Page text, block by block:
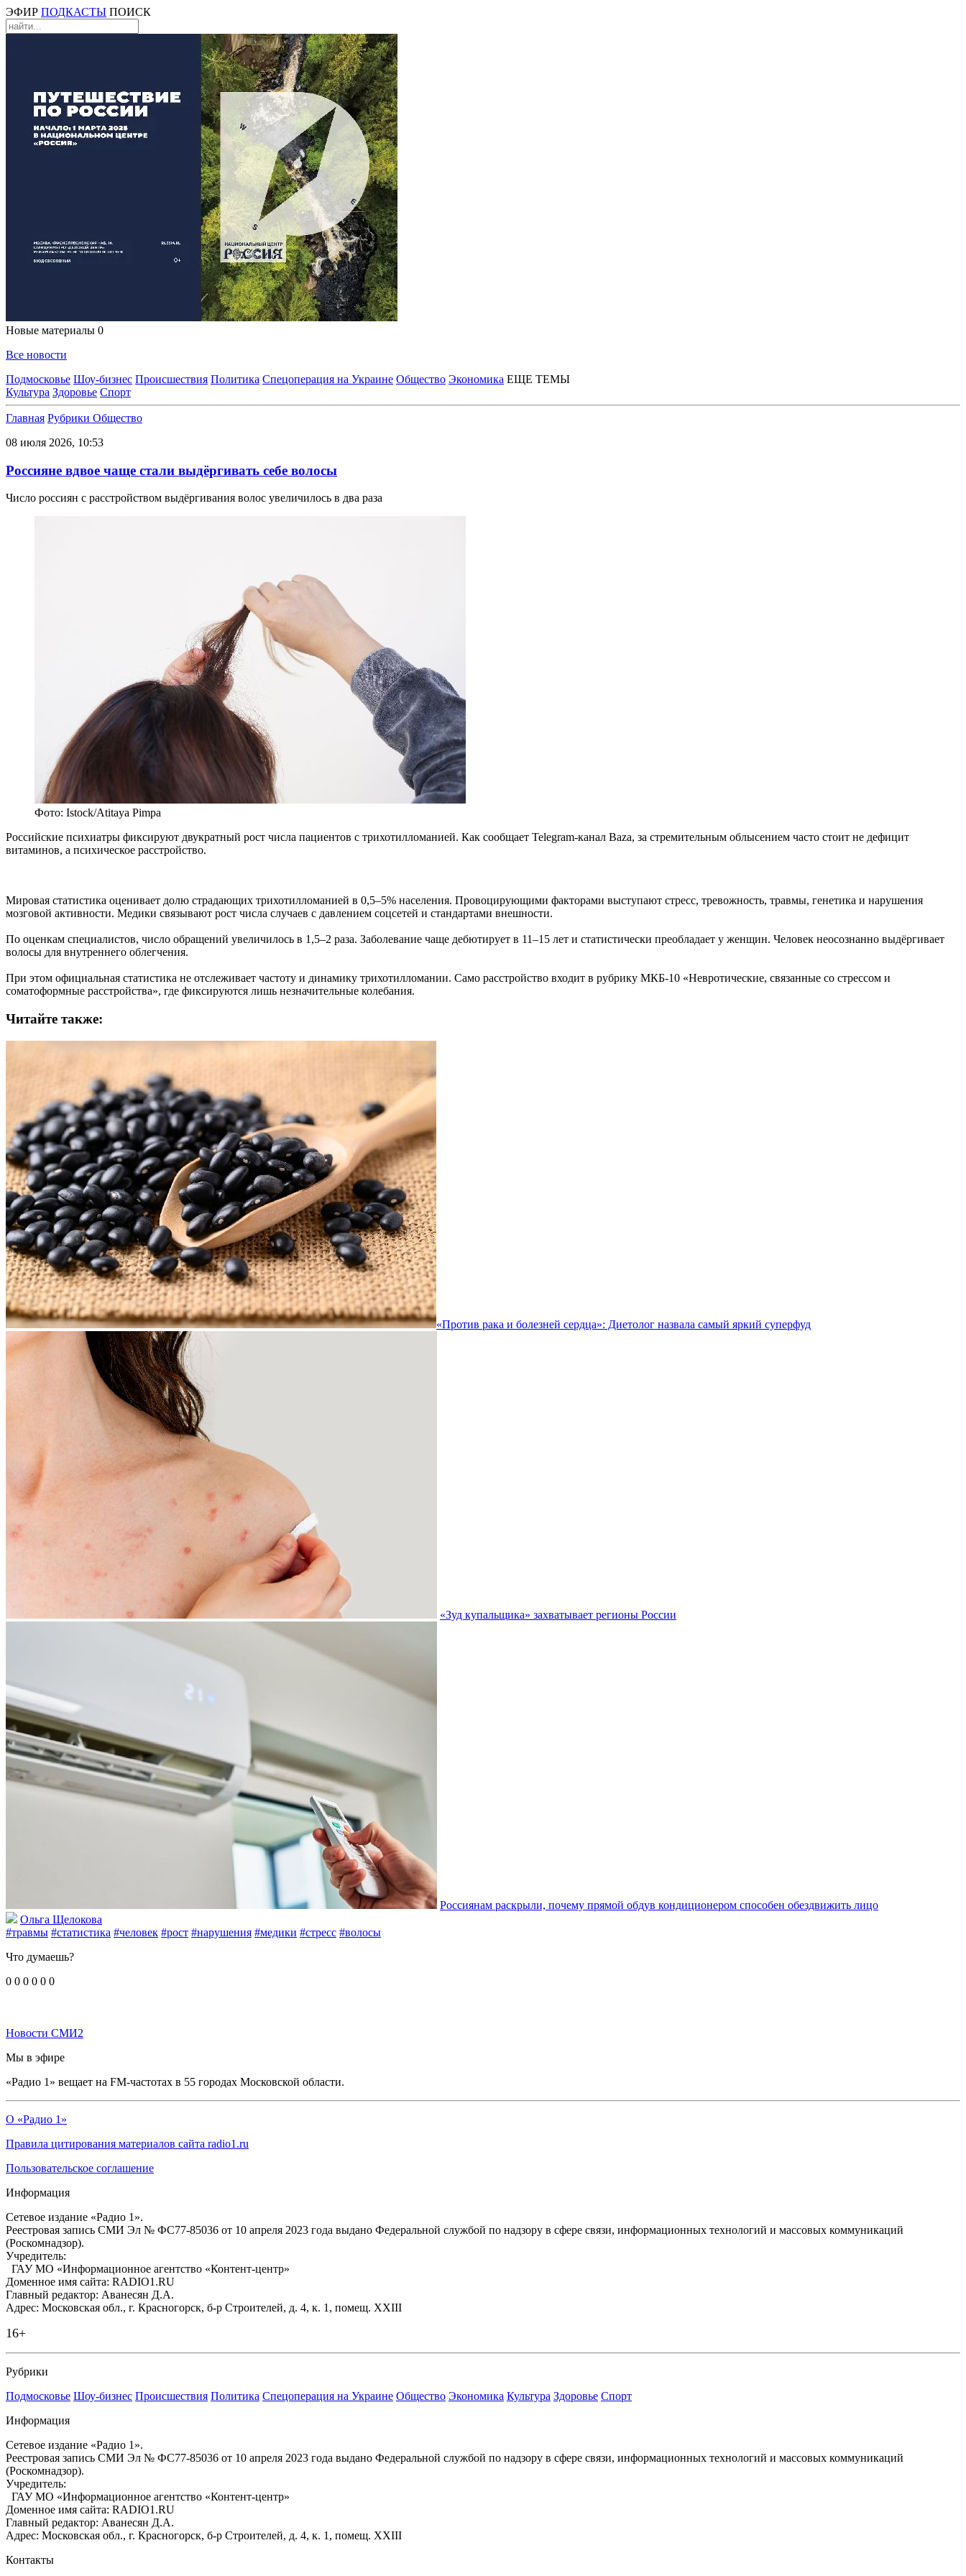
ЭФИР ПОДКАСТЫ ПОИСК
Новые материалы 0
Все новости
Подмосковье Шоу-бизнес Происшествия Политика Спецоперация на Украине Общество Экономика ЕЩЕ ТЕМЫ
Культура Здоровье Спорт
Главная Рубрики Общество
08 июля 2026, 10:53
Россияне вдвое чаще стали выдёргивать себе волосы
Число россиян с расстройством выдёргивания волос увеличилось в два раза
Фото: Istock/Atitaya Pimpa
Российские психиатры фиксируют двукратный рост числа пациентов с трихотилломанией. Как сообщает Telegram-канал Baza, за стремительным облысением часто стоит не дефицит
витаминов, а психическое расстройство.
Мировая статистика оценивает долю страдающих трихотилломанией в 0,5–5% населения. Провоцирующими факторами выступают стресс, тревожность, травмы, генетика и нарушения
мозговой активности. Медики связывают рост числа случаев с давлением соцсетей и стандартами внешности.
По оценкам специалистов, число обращений увеличилось в 1,5–2 раза. Заболевание чаще дебютирует в 11–15 лет и статистически преобладает у женщин. Человек неосознанно выдёргивает
волосы для внутреннего облегчения.
При этом официальная статистика не отслеживает частоту и динамику трихотилломании. Само расстройство входит в рубрику МКБ-10 «Невротические, связанные со стрессом и
соматоформные расстройства», где фиксируются лишь незначительные колебания.
Читайте также:
«Против рака и болезней сердца»: Диетолог назвала самый яркий суперфуд
«Зуд купальщика» захватывает регионы России
Россиянам раскрыли, почему прямой обдув кондиционером способен обездвижить лицо
Ольга Щелокова
#травмы #статистика #человек #рост #нарушения #медики #стресс #волосы
Что думаешь?
0 0 0 0 0 0
Новости СМИ2
Мы в эфире
«Радио 1» вещает на FM-частотах в 55 городах Московской области.
О «Радио 1»
Правила цитирования материалов сайта radio1.ru
Пользовательское соглашение
Информация
Сетевое издание «Радио 1».
Реестровая запись СМИ Эл № ФС77-85036 от 10 апреля 2023 года выдано Федеральной службой по надзору в сфере связи, информационных технологий и массовых коммуникаций
(Роскомнадзор).
Учредитель:
ГАУ МО «Информационное агентство «Контент-центр»
Доменное имя сайта: RADIO1.RU
Главный редактор: Аванесян Д.А.
Адрес: Московская обл., г. Красногорск, б-р Строителей, д. 4, к. 1, помещ. XXIII
16+
Рубрики
Подмосковье Шоу-бизнес Происшествия Политика Спецоперация на Украине Общество Экономика Культура Здоровье Спорт
Информация
Сетевое издание «Радио 1».
Реестровая запись СМИ Эл № ФС77-85036 от 10 апреля 2023 года выдано Федеральной службой по надзору в сфере связи, информационных технологий и массовых коммуникаций
(Роскомнадзор).
Учредитель:
ГАУ МО «Информационное агентство «Контент-центр»
Доменное имя сайта: RADIO1.RU
Главный редактор: Аванесян Д.А.
Адрес: Московская обл., г. Красногорск, б-р Строителей, д. 4, к. 1, помещ. XXIII
Контакты